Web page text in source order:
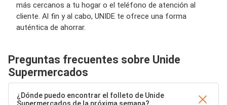
más cercanos a tu hogar o el teléfono de atención al
cliente. Al fin y al cabo, UNIDE te ofrece una forma
auténtica de ahorrar.
Preguntas frecuentes sobre Unide
Supermercados
¿Dónde puedo encontrar el folleto de Unide